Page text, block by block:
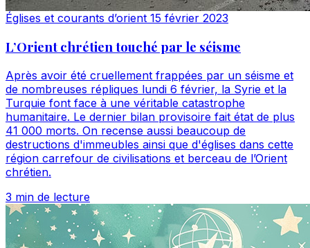
Églises et courants d’orient 15 février 2023
L’Orient chrétien touché par le séisme
Après avoir été cruellement frappées par un séisme et
de nombreuses répliques lundi 6 février, la Syrie et la
Turquie font face à une véritable catastrophe
humanitaire. Le dernier bilan provisoire fait état de plus
41 000 morts. On recense aussi beaucoup de
destructions d'immeubles ainsi que d'églises dans cette
région carrefour de civilisations et berceau de l’Orient
chrétien.
3 min de lecture